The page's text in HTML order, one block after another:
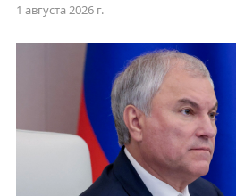
1 августа 2026 г.